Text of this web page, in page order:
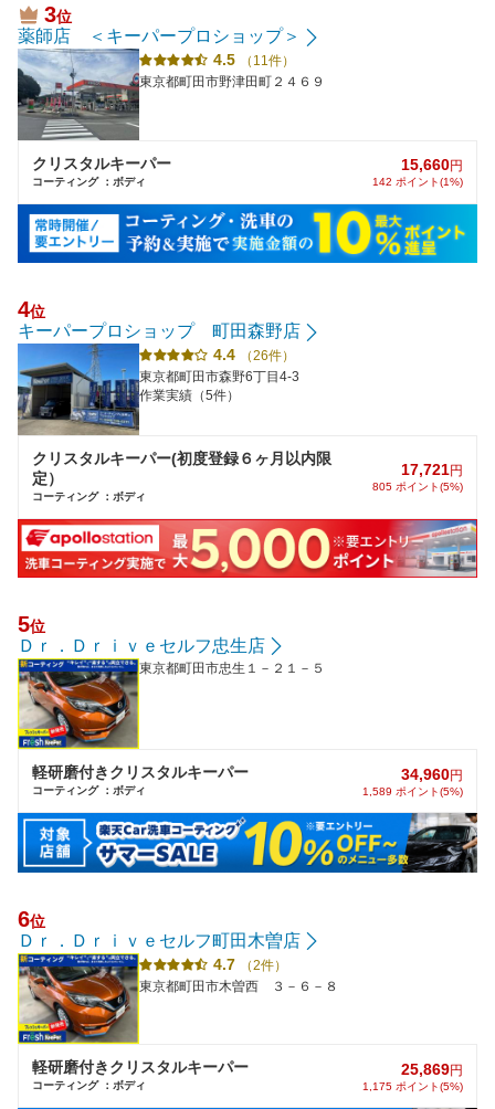
3位
薬師店 ＜キーパープロショップ＞
4.5
（11件）
東京都町田市野津田町２４６９
クリスタルキーパー
コーティング ：ボディ
15,660円
142 ポイント(1%)
4位
キーパープロショップ 町田森野店
4.4
（26件）
東京都町田市森野6丁目4-3
作業実績（5件）
クリスタルキーパー(初度登録６ヶ月以内限
定）
コーティング ：ボディ
17,721円
805 ポイント(5%)
5位
Ｄｒ．Ｄｒｉｖｅセルフ忠生店
東京都町田市忠生１－２１－５
軽研磨付きクリスタルキーパー
コーティング ：ボディ
34,960円
1,589 ポイント(5%)
6位
Ｄｒ．Ｄｒｉｖｅセルフ町田木曽店
4.7
（2件）
東京都町田市木曽西 ３－６－８
軽研磨付きクリスタルキーパー
コーティング ：ボディ
25,869円
1,175 ポイント(5%)